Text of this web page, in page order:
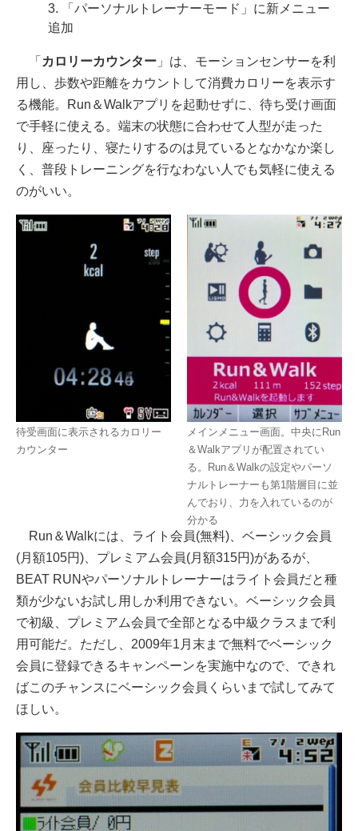
3. 「パーソナルトレーナーモード」に新メニュー
追加
「 カロリーカウンター 」は、モーションセンサーを利
用し、歩数や距離をカウントして消費カロリーを表示す
る機能。Run＆Walkアプリを起動せずに、待ち受け画面
で手軽に使える。端末の状態に合わせて人型が走った
り、座ったり、寝たりするのは見ているとなかなか楽し
く、普段トレーニングを行なわない人でも気軽に使える
のがいい。
待受画面に表示されるカロリー
カウンター
メインメニュー画面。中央にRun
＆Walkアプリが配置されてい
る。Run＆Walkの設定やパーソ
ナルトレーナーも第1階層目に並
んでおり、力を入れているのが
分かる
Run＆Walkには、ライト会員(無料)、ベーシック会員
(月額105円)、プレミアム会員(月額315円)があるが、
BEAT RUNやパーソナルトレーナーはライト会員だと種
類が少ないお試し用しか利用できない。ベーシック会員
で初級、プレミアム会員で全部となる中級クラスまで利
用可能だ。ただし、2009年1月末まで無料でベーシック
会員に登録できるキャンペーンを実施中なので、できれ
ばこのチャンスにベーシック会員くらいまで試してみて
ほしい。